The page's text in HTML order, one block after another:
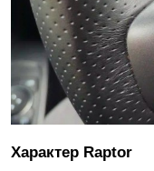
Характер Raptor